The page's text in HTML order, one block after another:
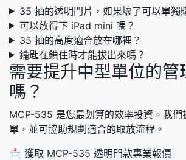
35 抽的透明門片，如果壞了可以單獨
可以放得下 iPad mini 嗎？
35 抽的高度適合放在哪裡？
鑰匙在鎖住時才能拔出來嗎？
需要提升中型單位的管
嗎？
MCP-535 是您最划算的效率投資。我們
單，並可協助規劃適合的取放流程。
📩 獲取 MCP-535 透明門款專業報價